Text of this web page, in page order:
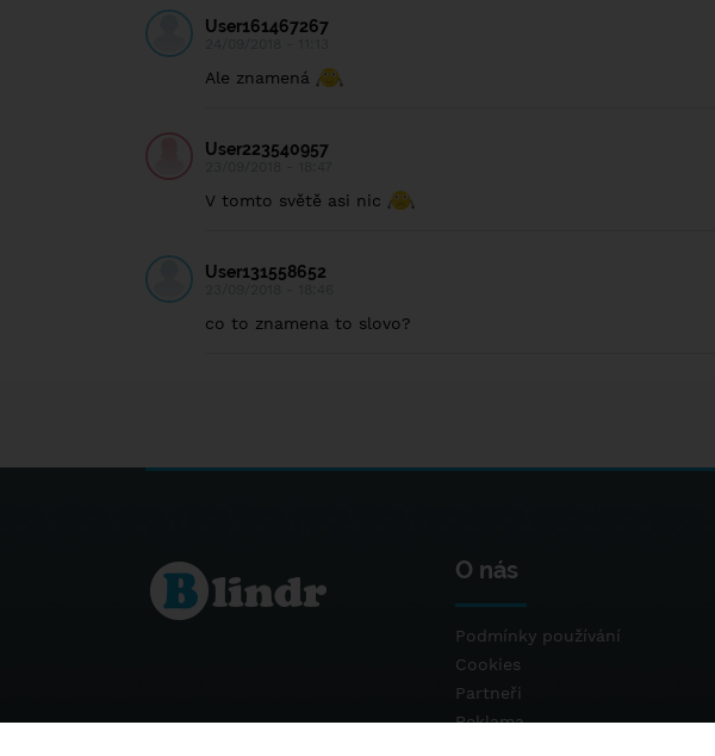
User161467267
Ale znamená
User223540957
V tomto světě asi nic
User131558652
co to znamena to slovo?
O nás
Podmínky používání
Cookies
Partneři
Reklama